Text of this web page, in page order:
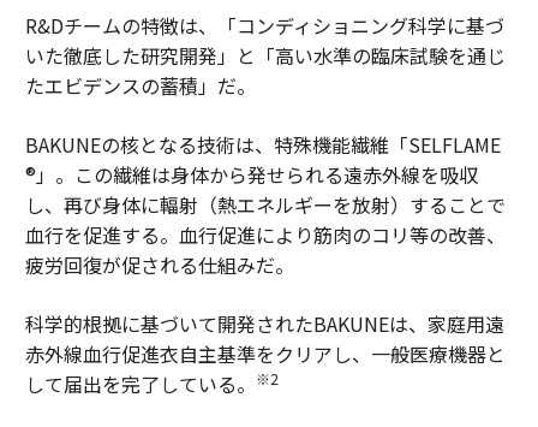
R&Dチームの特徴は、「コンディショニング科学に基づ
いた徹底した研究開発」と「高い水準の臨床試験を通じ
たエビデンスの蓄積」だ。
BAKUNEの核となる技術は、特殊機能繊維「SELFLAME
®」。この繊維は身体から発せられる遠赤外線を吸収
し、再び身体に輻射（熱エネルギーを放射）することで
血行を促進する。血行促進により筋肉のコリ等の改善、
疲労回復が促される仕組みだ。
科学的根拠に基づいて開発されたBAKUNEは、家庭用遠
赤外線血行促進衣自主基準をクリアし、一般医療機器と
して届出を完了している。
※2